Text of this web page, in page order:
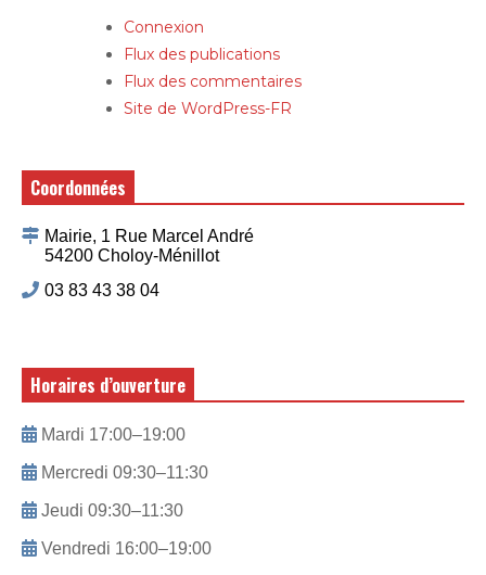
Connexion
Flux des publications
Flux des commentaires
Site de WordPress-FR
Coordonnées
Mairie, 1 Rue Marcel André
54200 Choloy-Ménillot
03 83 43 38 04
Horaires d’ouverture
Mardi 17:00–19:00
Mercredi 09:30–11:30
Jeudi 09:30–11:30
Vendredi 16:00–19:00